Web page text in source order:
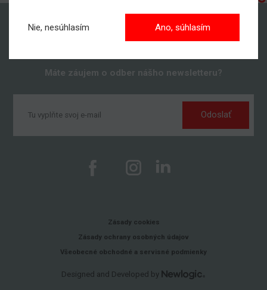
Máte záujem o odber nášho newsletteru?
Odoslať
Zásady cookies
Zásady ochrany osobných údajov
Všeobecné obchodné a servisné podmienky
Designed and Developed by
Nie, nesúhlasím Ano, súhlasím